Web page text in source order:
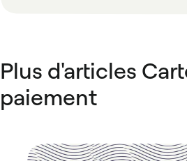
Plus d'articles
paiement